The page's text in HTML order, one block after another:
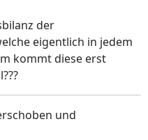
der
eigentlich in jedem
kommt diese erst
und